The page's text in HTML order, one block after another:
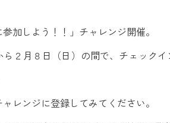
参加しよう！！」チャレンジ開催。
ら２月８日（日）の間で、チェック
レンジに登録してみてください。